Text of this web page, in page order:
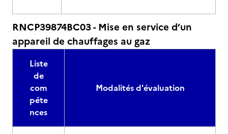
RNCP39874BC03 - Mise en service d’un
appareil de chauffages au gaz
Liste
de
com
péte
nces
Modalités d'évaluation